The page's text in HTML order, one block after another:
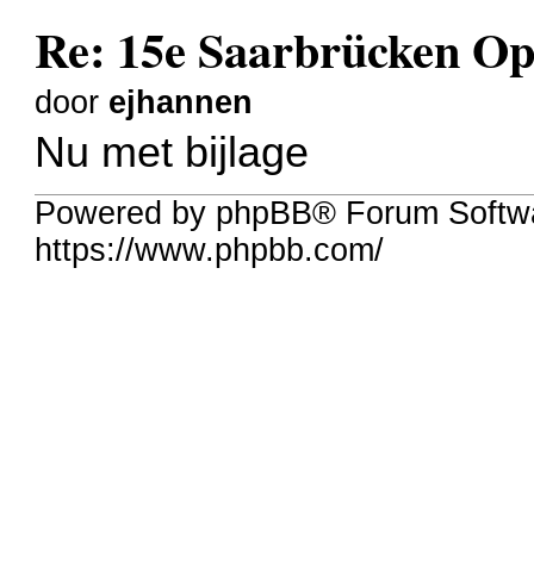
Re: 15e Saarbrücken
door ejhannen
Nu met bijlage
Powered by phpBB® Forum
https://www.phpbb.com/